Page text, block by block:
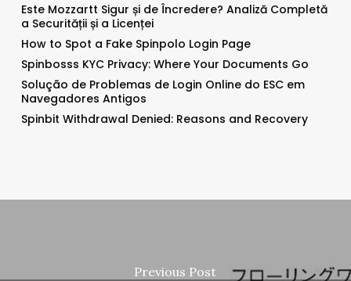
Este Mozzartt Sigur și de Încredere? Analiză Completă
a Securității și a Licenței
How to Spot a Fake Spinpolo Login Page
Spinbosss KYC Privacy: Where Your Documents Go
Solução de Problemas de Login Online do ESC em
Navegadores Antigos
Spinbit Withdrawal Denied: Reasons and Recovery
Previous Post